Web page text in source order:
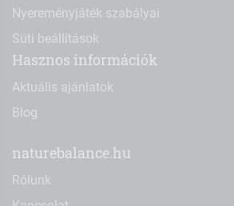
Nyereményjáték szabályai
Süti beállítások
Hasznos információk
Aktuális ajánlatok
Blog
naturebalance.hu
Rólunk